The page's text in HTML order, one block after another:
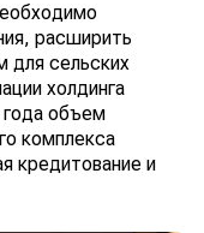
расширить
для сельских
холдинга
года объем
комплекса
кредитование и